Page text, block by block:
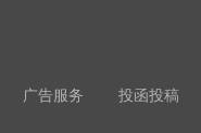
广告服务 投函投稿